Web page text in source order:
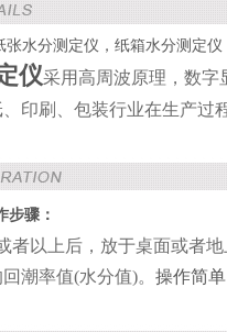
仪采用高周波原理，数字
印刷、包装行业在生产过
步骤：
者以上后，放于桌面或者
潮率值(水分值)。 操作简